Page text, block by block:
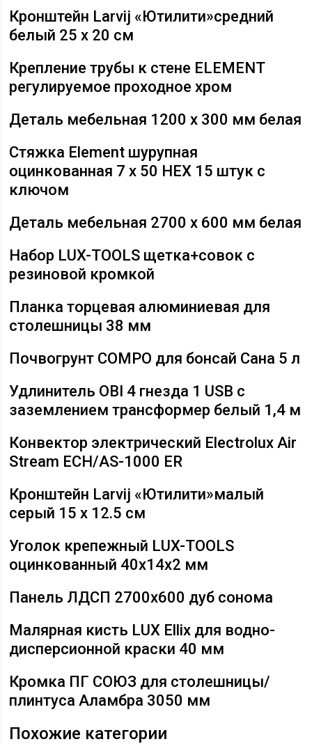
Кронштейн Larvij «Ютилити»средний
белый 25 х 20 см
Крепление трубы к стене ELEMENT
регулируемое проходное хром
Деталь мебельная 1200 х 300 мм белая
Стяжка Element шурупная
оцинкованная 7 х 50 HEX 15 штук с
ключом
Деталь мебельная 2700 х 600 мм белая
Набор LUX-TOOLS щетка+совок с
резиновой кромкой
Планка торцевая алюминиевая для
столешницы 38 мм
Почвогрунт COMPO для бонсай Сана 5 л
Удлинитель OBI 4 гнезда 1 USB с
заземлением трансформер белый 1,4 м
Конвектор электрический Electrolux Air
Stream ECH/AS-1000 ER
Кронштейн Larvij «Ютилити»малый
серый 15 х 12.5 см
Уголок крепежный LUX-TOOLS
оцинкованный 40x14x2 мм
Панель ЛДСП 2700х600 дуб сонома
Малярная кисть LUX Ellix для водно-
дисперсионной краски 40 мм
Кромка ПГ СОЮЗ для столешницы/
плинтуса Аламбра 3050 мм
Похожие категории